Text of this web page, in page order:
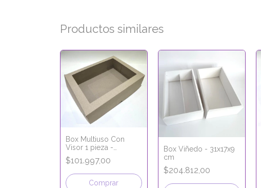
Productos similares
Box Multiuso Con
Visor 1 pieza -
Apertura Frontal -
34x26x9cm - LÍNEA
ECO KRAFT
$101.997,00
Comprar
Box Viñedo - 31x17x9
cm
$204.812,00